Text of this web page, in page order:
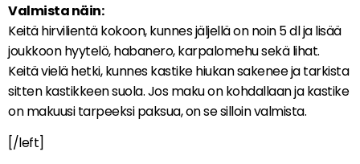
Valmista näin:
Keitä hirvilientä kokoon, kunnes jäljellä on noin 5 dl ja lisää
joukkoon hyytelö, habanero, karpalomehu sekä lihat.
Keitä vielä hetki, kunnes kastike hiukan sakenee ja tarkista
sitten kastikkeen suola. Jos maku on kohdallaan ja kastike
on makuusi tarpeeksi paksua, on se silloin valmista.
[/left]